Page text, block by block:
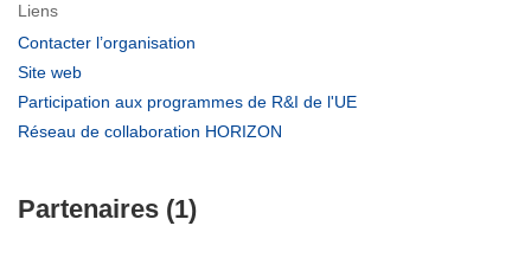
Liens
Contacter l’organisation
fenêtre)
Site web
dans
une
Participation aux programmes de R&I de l'UE
Réseau de collaboration HORIZON
Partenaires (1)